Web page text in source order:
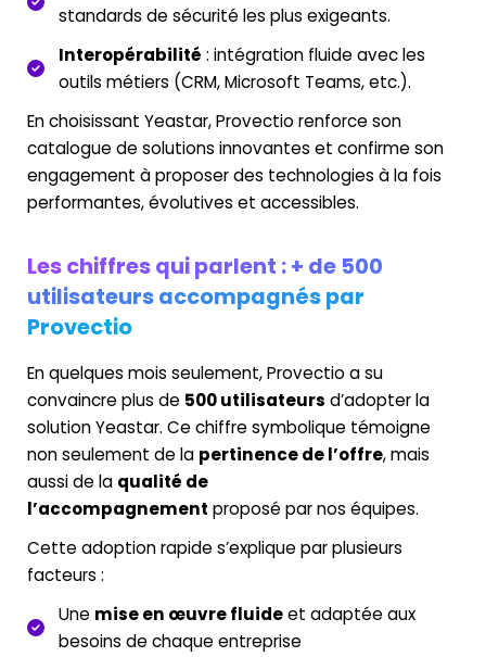
standards de sécurité les plus exigeants.
Interopérabilité : intégration fluide avec les
outils métiers (CRM, Microsoft Teams, etc.).
En choisissant Yeastar, Provectio renforce son
catalogue de solutions innovantes et confirme son
engagement à proposer des technologies à la fois
performantes, évolutives et accessibles.
Les chiffres qui parlent : + de 500
utilisateurs accompagnés par
Provectio
En quelques mois seulement, Provectio a su
convaincre plus de 500 utilisateurs d’adopter la
solution Yeastar. Ce chiffre symbolique témoigne
non seulement de la pertinence de l’offre, mais
aussi de la qualité de
l’accompagnement proposé par nos équipes.
Cette adoption rapide s’explique par plusieurs
facteurs :
Une mise en œuvre fluideet adaptée aux
besoins de chaque entreprise